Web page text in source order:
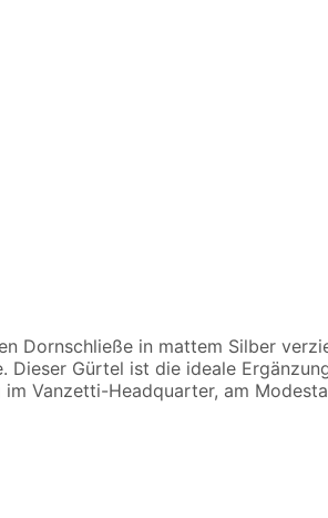
Dornschließe in mattem Silber
Gürtel ist die ideale
Vanzetti-Headquarter, am